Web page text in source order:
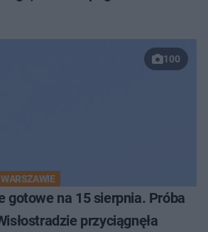
100
gotowe na 15 sierpnia. Próba
przyciągnęła